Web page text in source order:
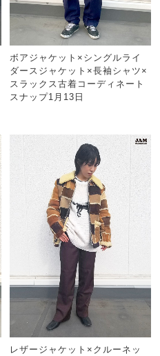
ボアジャケット×シングルライ
ダースジャケット×長袖シャツ×
スラックス古着コーディネート
スナップ1月13日
レザージャケット×クルーネッ